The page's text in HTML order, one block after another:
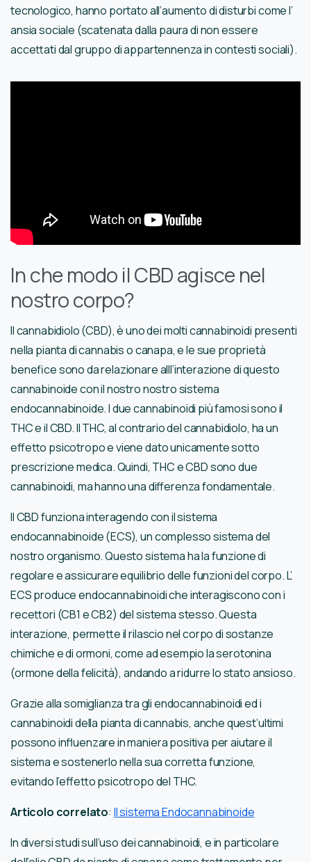
tecnologico, hanno portato all’aumento di disturbi come l’
ansia sociale (scatenata dalla paura di non essere
accettati dal gruppo di appartennenza in contesti sociali).
In che modo il CBD agisce nel
nostro corpo?
Il cannabidiolo (CBD), è uno dei molti cannabinoidi presenti
nella pianta di cannabis o canapa, e le sue proprietà
benefice sono da relazionare alll’interazione di questo
cannabinoide con il nostro nostro sistema
endocannabinoide. I due cannabinoidi più famosi sono il
THC e il CBD. Il THC, al contrario del cannabidiolo, ha un
effetto psicotropo e viene dato unicamente sotto
prescrizione medica. Quindi, THC e CBD sono due
cannabinoidi, ma hanno una differenza fondamentale.
Il CBD funziona interagendo con il sistema
endocannabinoide (ECS), un complesso sistema del
nostro organismo. Questo sistema ha la funzione di
regolare e assicurare equilibrio delle funzioni del corpo. L’
ECS produce endocannabinoidi che interagiscono con i
recettori (CB1 e CB2) del sistema stesso. Questa
interazione, permette il rilascio nel corpo di sostanze
chimiche e di ormoni, come ad esempio la serotonina
(ormone della felicità), andando a ridurre lo stato ansioso.
Grazie alla somiglianza tra gli endocannabinoidi ed i
cannabinoidi della pianta di cannabis, anche quest’ultimi
possono influenzare in maniera positiva per aiutare il
sistema e sostenerlo nella sua corretta funzione,
evitando l’effetto psicotropo del THC.
Articolo correlato: Il sistema Endocannabinoide
In diversi studi sull’uso dei cannabinoidi, e in particolare